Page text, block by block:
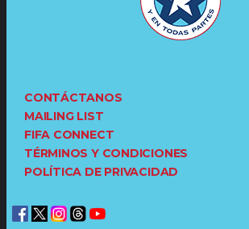
CONTÁCTANOS
MAILING LIST
FIFA CONNECT
TÉRMINOS Y CONDICIONES
POLÍTICA DE PRIVACIDAD